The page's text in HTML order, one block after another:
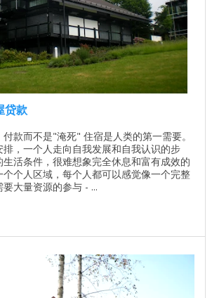
贷款
款而不是"淹死" 住宿是人类的第一需要。
排，一个人走向自我发展和自我认识的步
活条件，很难想象完全休息和富有成效的
个人区域，每个人都可以感觉像一个完整
大量资源的参与 - ...